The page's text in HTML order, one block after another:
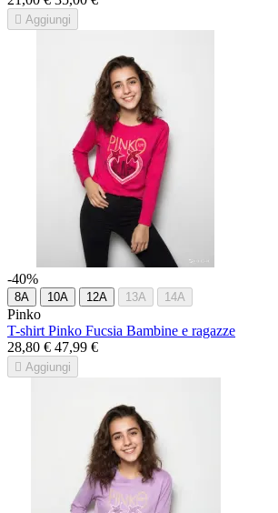
 Aggiungi
-40%
8A 10A 12A 13A 14A
Pinko
T-shirt Pinko Fucsia Bambine e ragazze
28,80 € 47,99 €
 Aggiungi